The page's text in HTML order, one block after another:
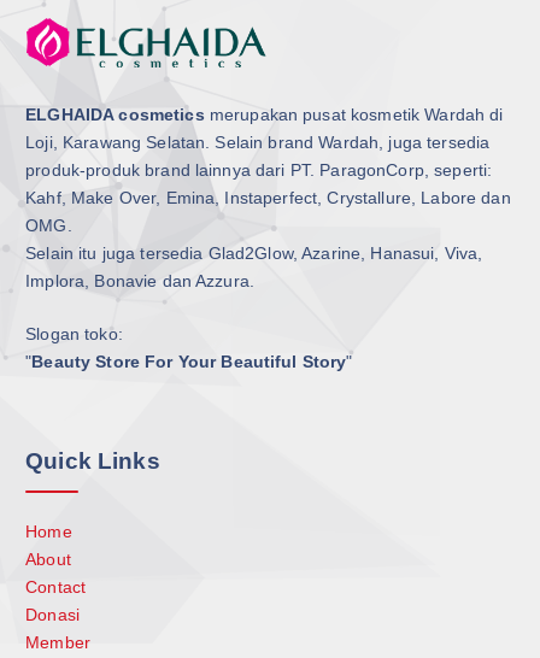
ELGHAIDA cosmetics merupakan pusat kosmetik Wardah di
Loji, Karawang Selatan. Selain brand Wardah, juga tersedia
produk-produk brand lainnya dari PT. ParagonCorp, seperti:
Kahf, Make Over, Emina, Instaperfect, Crystallure, Labore dan
OMG.
Selain itu juga tersedia Glad2Glow, Azarine, Hanasui, Viva,
Implora, Bonavie dan Azzura.
Slogan toko:
"Beauty Store For Your Beautiful Story"
Quick Links
Home
About
Contact
Donasi
Member